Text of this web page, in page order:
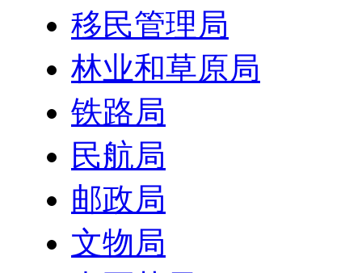
移民管理局
林业和草原局
铁路局
民航局
邮政局
文物局